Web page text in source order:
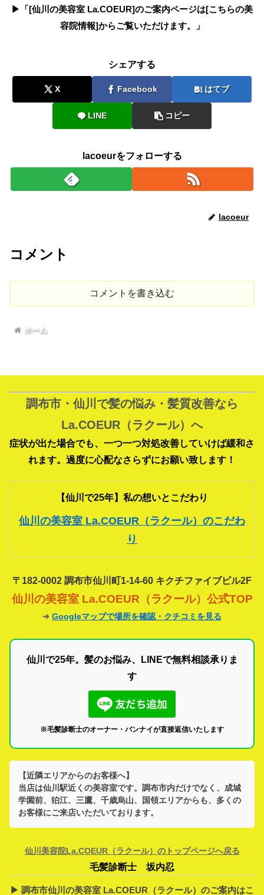
▶︎「[仙川の美容室 La.COEUR]のご案内ページは[こちらの美
容院情報]からご覧いただけます。」
シェアする
X Facebook はてブ
LINE コピー
lacoeurをフォローする
lacoeur
コメント
コメントを書き込む
ホーム
調布市・仙川で髪の悩み・髪質改善なら
La.COEUR（ラクール）へ
症状が出た場合でも、一つ一つ対処改善していけば緩和さ
れます。過度に心配なさらずにお願い致します！
【仙川で25年】私の想いとこだわり
仙川の美容室 La.COEUR（ラクール）のこだわ
り
〒182-0002 調布市仙川町1-14-60 キクチファイブビル2F
仙川の美容室 La.COEUR（ラクール）公式TOP
➔ Googleマップで場所を確認・クチコミを見る
仙川で25年。髪のお悩み、LINEで無料相談承りま
す
※毛髪診断士のオーナー・バンナイが直接返信いたします
【近隣エリアからのお客様へ】
当店は仙川駅近くの美容室です。 調布市内だけでなく、 成城
学園前、狛江、三鷹、千歳烏山、国領エリアからも、多くの
お客様にご来店いただいております。
仙川美容院La.COEUR（ラクール）のトップページへ戻る
毛髪診断士 坂内忍
▶︎ 調布市仙川の美容室 La.COEUR（ラクール）のご案内はこ